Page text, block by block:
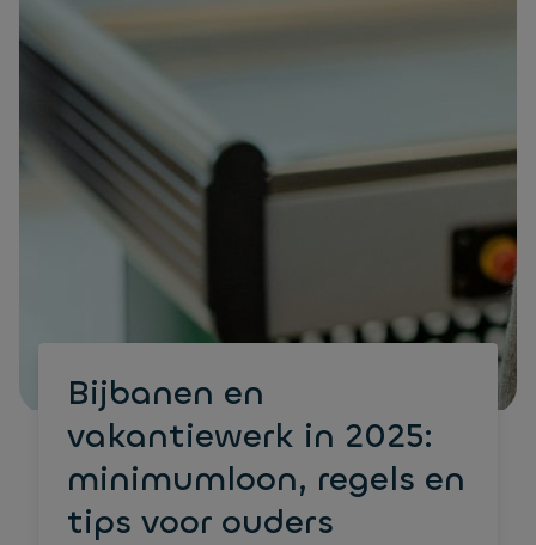
Bijbanen en
vakantiewerk in 2025:
minimumloon, regels en
tips voor ouders